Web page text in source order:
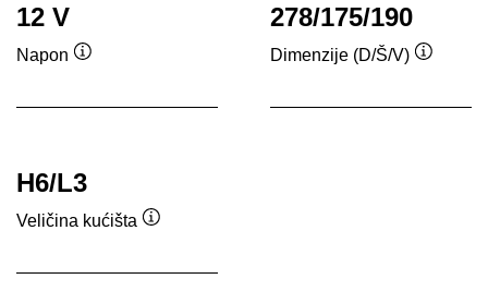
12 V
Napon
278/175/190
Dimenzije (D/Š/V)
H6/L3
Veličina kućišta